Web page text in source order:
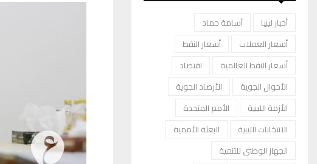
أخبار ليبيا
أسامة حماد
أسعار العملات
أسعار النفط
أسعار النفط العالمية
اقتصاد
الأحوال الجوية
الأرصاد الجوية
الأزمة الليبية
الأمم المتحدة
الانتخابات الليبية
البعثة الأممية
الجهاز الوطني للتنمية